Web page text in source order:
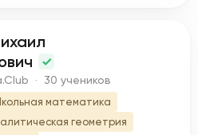
· 30 учеников
математика
геометрия